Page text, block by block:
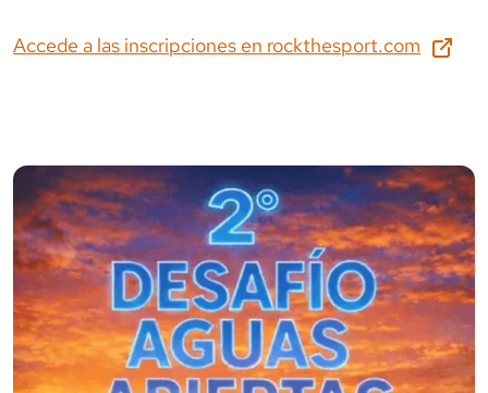
Accede a las inscripciones en rockthesport.com